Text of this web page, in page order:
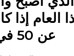
العام إذا
عن 50 في المائة من